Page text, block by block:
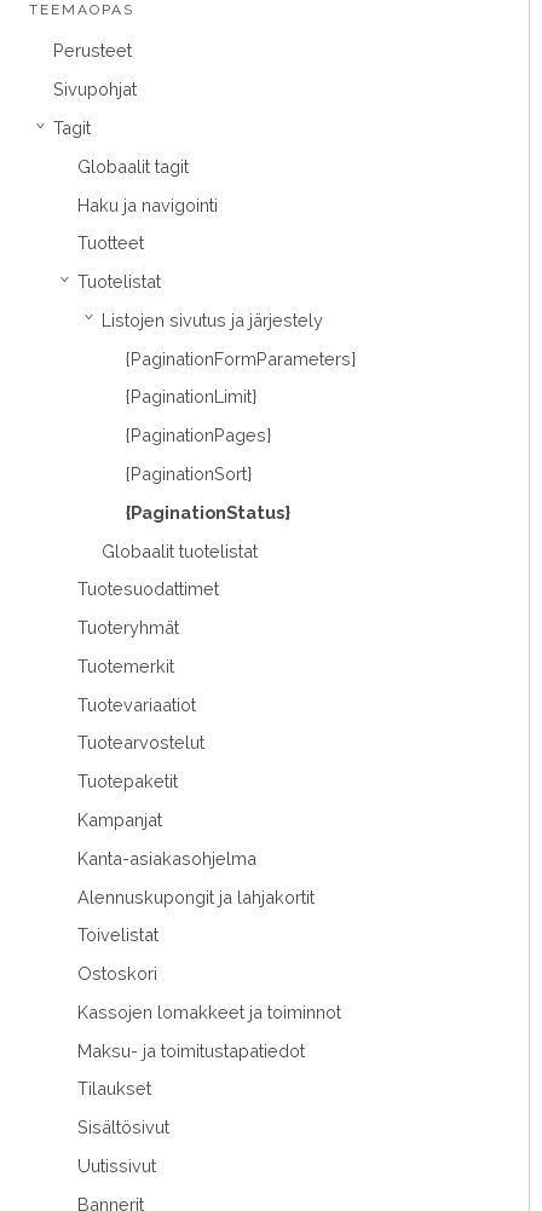
TEEMAOPAS
Perusteet
Sivupohjat
› Tagit
Globaalit tagit
Haku ja navigointi
Tuotteet
› Tuotelistat
›
Listojen sivutus ja järjestely
{PaginationFormParameters}
{PaginationLimit}
{PaginationPages}
{PaginationSort}
{PaginationStatus}
Globaalit tuotelistat
Tuotesuodattimet
Tuoteryhmät
Tuotemerkit
Tuotevariaatiot
Tuotearvostelut
Tuotepaketit
Kampanjat
Kanta-asiakasohjelma
Alennuskupongit ja lahjakortit
Toivelistat
Ostoskori
Kassojen lomakkeet ja toiminnot
Maksu- ja toimitustapatiedot
Tilaukset
Sisältösivut
Uutissivut
Bannerit